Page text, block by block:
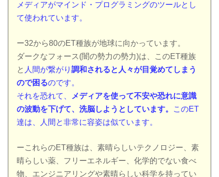
メディアがマインド・プログラミングのツールとし
て使われています。
ー32から80のET種族が地球に向かっています。
ダークなフォース(闇の勢力の勢力)は、このET種族
と 人間が繋がり調和されると人々が目覚めてしまう
ので困るのです。
それを恐れて、
メディアを使って不安や恐れに意識
の波動を下げて、洗脳しようとしています。
このET
達は、人間と非常に容姿は似ています。
ーこれらのET種族は、素晴らしいテクノロジー、素
晴らしい薬、フリーエネルギー、化学的でない食べ
物、エンジニアリングや素晴らしい科学を持ってい